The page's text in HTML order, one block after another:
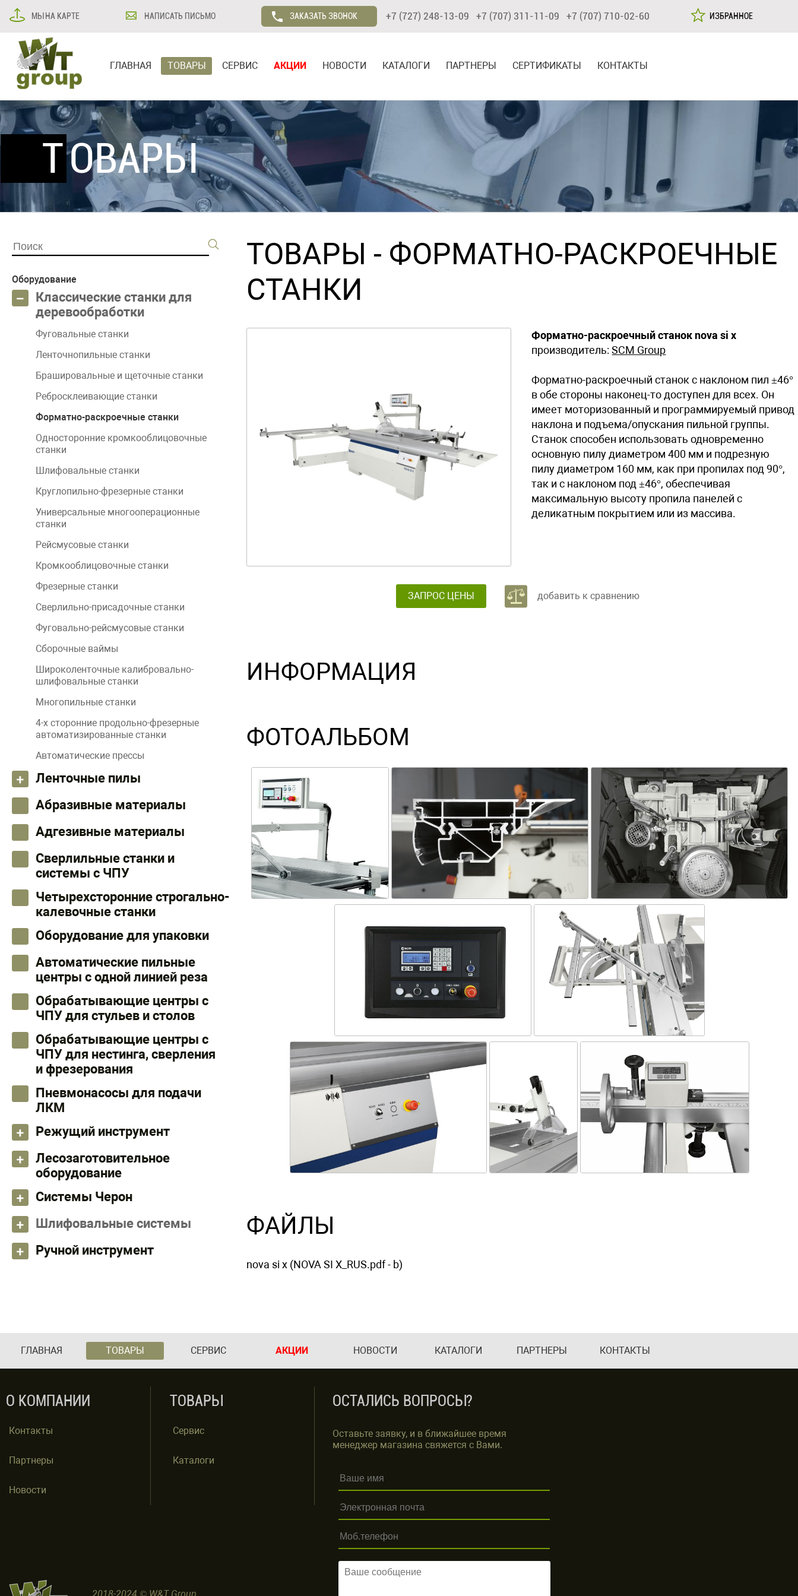
МЫ НА КАРТЕ НАПИСАТЬ ПИСЬМО ЗАКАЗАТЬ ЗВОНОК +7 (727) 248-13-09 +7 (707) 311-11-09 +7 (707) 710-02-60 ИЗБРАННОЕ
ГЛАВНАЯ ТОВАРЫ СЕРВИС АКЦИИ НОВОСТИ КАТАЛОГИ ПАРТНЕРЫ СЕРТИФИКАТЫ КОНТАКТЫ
ТОВАРЫ
Оборудование
Классические станки для
деревообработки
Фуговальные станки
Ленточнопильные станки
Брашировальные и щеточные станки
Ребросклеивающие станки
Форматно-раскроечные станки
Односторонние кромкооблицовочные
станки
Шлифовальные станки
Круглопильно-фрезерные станки
Универсальные многооперационные
станки
Рейсмусовые станки
Кромкооблицовочные станки
Фрезерные станки
Сверлильно-присадочные станки
Фуговально-рейсмусовые станки
Сборочные ваймы
Широколенточные калибровально-
шлифовальные станки
Многопильные станки
4-х сторонние продольно-фрезерные
автоматизированные станки
Автоматические прессы
Ленточные пилы
Абразивные материалы
Адгезивные материалы
Сверлильные станки и
системы с ЧПУ
Четырехсторонние строгально-
калевочные станки
Оборудование для упаковки
Автоматические пильные
центры с одной линией реза
Обрабатывающие центры с
ЧПУ для стульев и столов
Обрабатывающие центры с
ЧПУ для нестинга, сверления
и фрезерования
Пневмонасосы для подачи
ЛКМ
Режущий инструмент
Лесозаготовительное
оборудование
Системы Черон
Шлифовальные системы
Ручной инструмент
ТОВАРЫ - ФОРМАТНО-РАСКРОЕЧНЫЕ
СТАНКИ
Форматно-раскроечный станок nova si x
производитель:SCM Group
Форматно-раскроечный станок с наклоном пил ±46°
в обе стороны наконец-то доступен для всех. Он
имеет моторизованный и программируемый привод
наклона и подъема/опускания пильной группы.
Станок способен использовать одновременно
основную пилу диаметром 400 мм и подрезную
пилу диаметром 160 мм, как при пропилах под 90°,
так и с наклоном под ±46°, обеспечивая
максимальную высоту пропила панелей с
деликатным покрытием или из массива.
добавить к сравнению
ЗАПРОС ЦЕНЫ
ИНФОРМАЦИЯ
ФОТОАЛЬБОМ
ФАЙЛЫ
nova si x (NOVA SI X_RUS.pdf - b)
ГЛАВНАЯ ТОВАРЫ СЕРВИС АКЦИИ НОВОСТИ КАТАЛОГИ ПАРТНЕРЫ КОНТАКТЫ
О КОМПАНИИ
Контакты
Партнеры
Новости
ТОВАРЫ
Сервис
Каталоги
2018-2024 © W&T Group.
ОСТАЛИСЬ ВОПРОСЫ?
Оставьте заявку, и в ближайшее время
менеджер магазина свяжется с Вами.